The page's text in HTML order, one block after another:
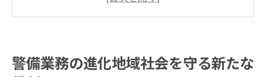
未来ガードシステムが提供する安心と安全の取
警備業務の進化地域社会を守る新たな